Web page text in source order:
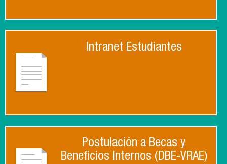
Intranet Estudiantes
Postulación a Becas y
Beneficios Internos (DBE-VRAE)